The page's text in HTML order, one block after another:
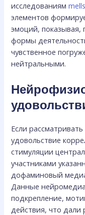
исследованиям
элементов
эмоций, показывая,
формы
чувственное
нейтральными.
Если
удовольствие
стимуляции
участниками
дофаминовый
Данные
подкрепление,
действия, что